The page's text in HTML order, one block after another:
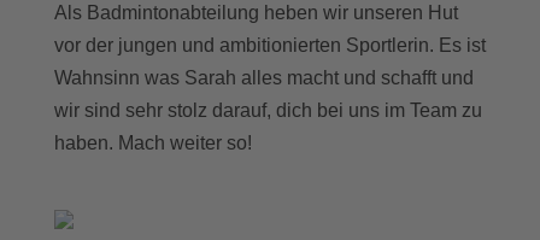
Als Badmintonabteilung heben wir unseren Hut
vor der jungen und ambitionierten Sportlerin. Es ist
Wahnsinn was Sarah alles macht und schafft und
wir sind sehr stolz darauf, dich bei uns im Team zu
haben. Mach weiter so!